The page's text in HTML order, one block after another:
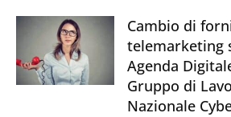
Cambio di
telemarketing
Agenda
Gruppo di
Nazionale